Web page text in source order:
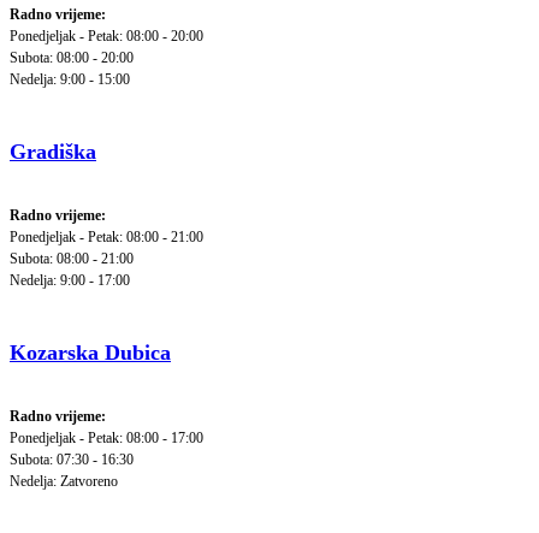
Radno vrijeme:
Ponedjeljak - Petak: 08:00 - 20:00
Subota: 08:00 - 20:00
Nedelja: 9:00 - 15:00
Gradiška
Radno vrijeme:
Ponedjeljak - Petak: 08:00 - 21:00
Subota: 08:00 - 21:00
Nedelja: 9:00 - 17:00
Kozarska Dubica
Radno vrijeme:
Ponedjeljak - Petak: 08:00 - 17:00
Subota: 07:30 - 16:30
Nedelja: Zatvoreno